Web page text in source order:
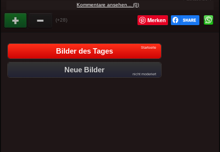
Kommentare ansehen... (0)
(+28) Merken
Bilder des Tages Startseite
Neue Bilder
nicht moderiert